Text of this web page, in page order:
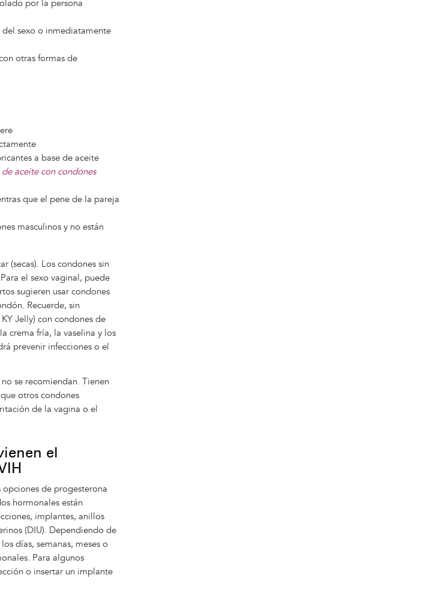
por la persona
del sexo o inmediatamente
otras formas de
a base de aceite
aceite con condones
que el pene de la pareja
masculinos y no están
(secas). Los condones sin
el sexo vaginal, puede
sugieren usar condones
Recuerde, sin
Jelly) con condones de
crema fría, la vaselina y los
prevenir infecciones o el
se recomiendan. Tienen
otros condones
de la vagina o el
el
opciones de progesterona
hormonales están
implantes, anillos
(DIU). Dependiendo de
días, semanas, meses o
Para algunos
o insertar un implante